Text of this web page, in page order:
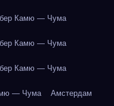
Камю — Чума
Камю — Чума
Камю — Чума
— Чума Амстердам